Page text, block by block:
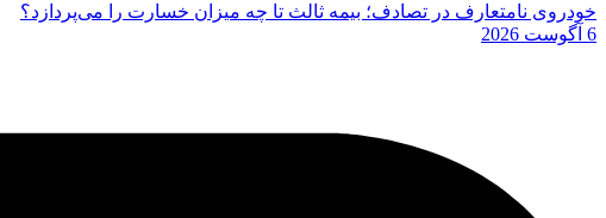
خودروی نامتعارف در تصادف؛ بیمه ثالث تا چه میزان خسارت را می‌پردازد؟
6 آگوست 2026